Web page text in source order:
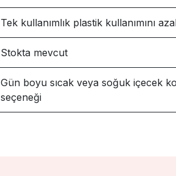
Tek kullanımlık plastik kullanımını
Stokta mevcut
Gün boyu sıcak veya soğuk içecek
seçeneği